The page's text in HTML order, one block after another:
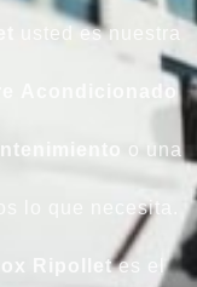
usted es nuestra
o una
lo que necesita.
Ripolletes el